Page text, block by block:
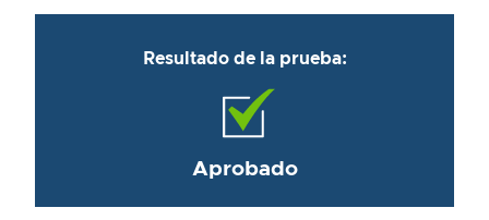
Resultado de la prueba:
Aprobado